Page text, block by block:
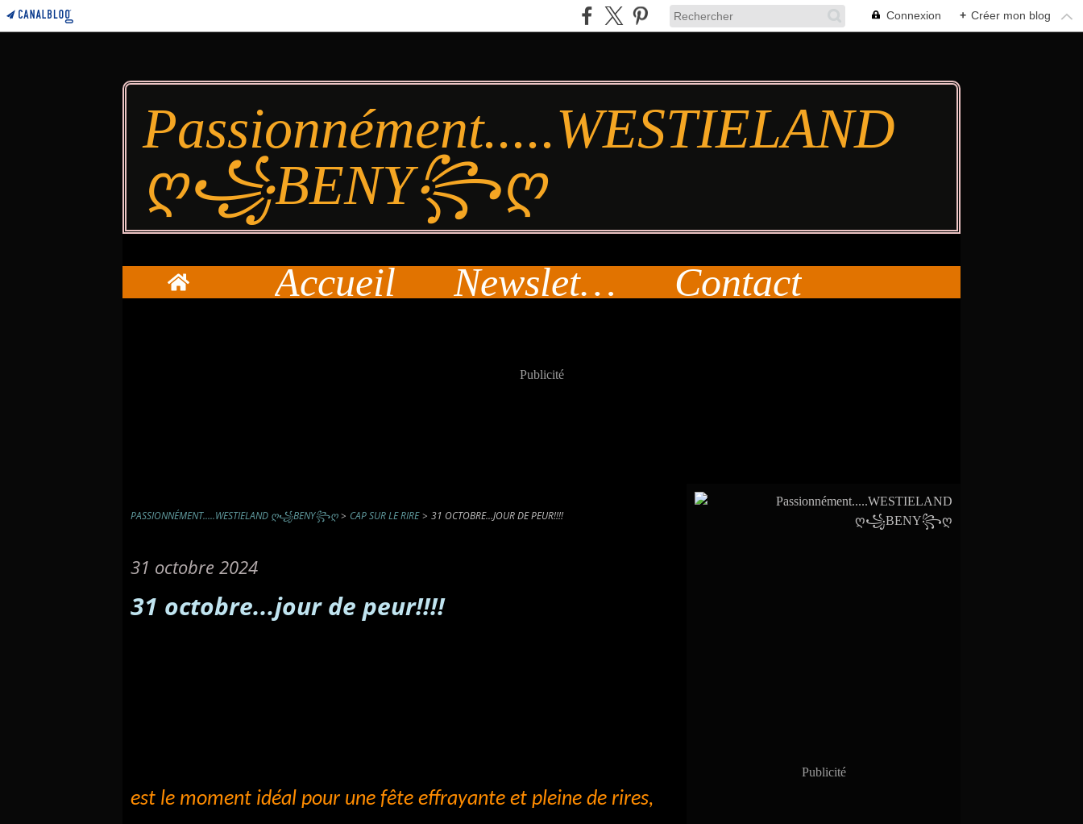
Connexion + Créer mon blog
Passionnément.....WESTIELAND
ღ꧁BENY꧂ღ
Home Accueil Newsletter Contact
Publicité
PASSIONNÉMENT.....WESTIELAND Ღ꧁BENY꧂Ღ > CAP SUR LE RIRE > 31 OCTOBRE...JOUR DE PEUR!!!!
31 octobre 2024
31 octobre...jour de peur!!!!
est le moment idéal pour une fête effrayante et pleine de rires,
Publicité